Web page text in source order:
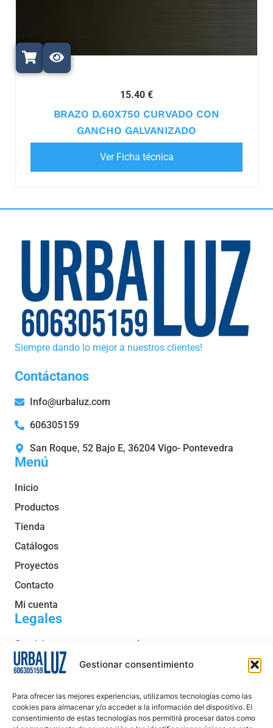
Gestionar consentimiento
Para ofrecer las mejores experiencias, utilizamos tecnologías como las
cookies para almacenar y/o acceder a la información del dispositivo. El
consentimiento de estas tecnologías nos permitirá procesar datos como
15.40 €
BRAZO D.60X750 CURVADO CON
GANCHO GALVANIZADO
Ver Ficha técnica
Siempre dando lo mejor a nuestros clientes!
Menú
Inicio
Productos
Tienda
Catálogos
Proyectos
Contacto
Mi cuenta
Legales
Servicio post venta y garantía
Condiciones generales de venta
Política de cookies
Aviso legal
Contáctanos
Info@urbaluz.com
606305159
San Roque, 52 Bajo E, 36204 Vigo- Pontevedra